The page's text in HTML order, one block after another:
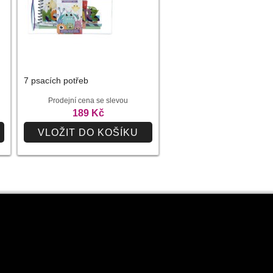
7 psacích potřeb
Prodejní cena se slevou
189 Kč
VLOŽIT DO KOŠÍKU